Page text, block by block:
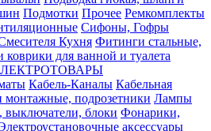
Подмотки Прочее Ремкомплекты
Сифоны, Гофры
Кухня Фитинги стальные,
для ванной и туалета
Кабель-Каналы Кабельная
монтажные, подрозетники Лампы
выключатели, блоки Фонарики,
аксессуары